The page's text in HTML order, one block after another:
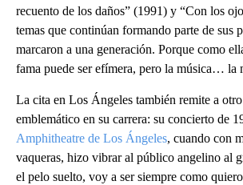
recuento de los daños” (1991) y “Con los
temas que continúan formando parte de sus
marcaron a una generación. Porque como
fama puede ser efímera, pero la música… la
La cita en Los Ángeles también remite a
emblemático en su carrera: su concierto de
Amphitheatre de Los Ángeles, cuando con
vaqueras, hizo vibrar al público angelino al
el pelo suelto, voy a ser siempre como